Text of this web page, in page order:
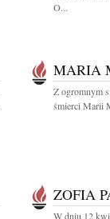
O...
MARIA
Z ogromnym
śmierci Marii
ZOFIA
W dniu 12